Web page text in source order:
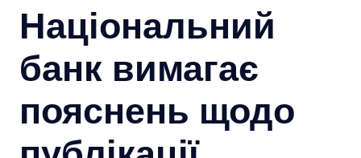
Національний
банк вимагає
пояснень щодо